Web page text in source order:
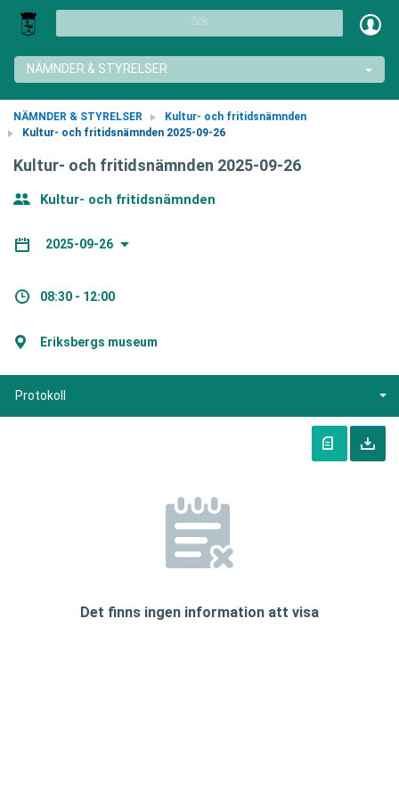
Sök
NÄMNDER & STYRELSER
NÄMNDER & STYRELSER
Kultur- och fritidsnämnden
Kultur- och fritidsnämnden 2025-09-26
Kultur- och fritidsnämnden 2025-09-26
Kultur- och fritidsnämnden
2025-09-26
08:30 - 12:00
Eriksbergs museum
Protokoll
Det finns ingen information att visa